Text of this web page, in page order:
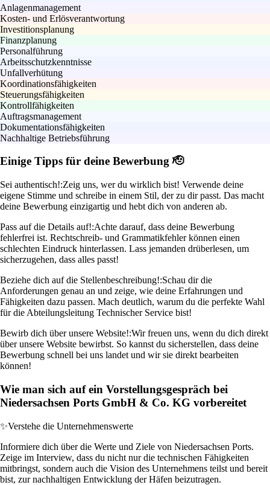
Anlagenmanagement
Kosten- und Erlösverantwortung
Investitionsplanung
Finanzplanung
Personalführung
Arbeitsschutzkenntnisse
Unfallverhütung
Koordinationsfähigkeiten
Steuerungsfähigkeiten
Kontrollfähigkeiten
Auftragsmanagement
Dokumentationsfähigkeiten
Nachhaltige Betriebsführung
Einige Tipps für deine Bewerbung 🫡
Sei authentisch!:Zeig uns, wer du wirklich bist! Verwende deine
eigene Stimme und schreibe in einem Stil, der zu dir passt. Das macht
deine Bewerbung einzigartig und hebt dich von anderen ab.
Pass auf die Details auf!:Achte darauf, dass deine Bewerbung
fehlerfrei ist. Rechtschreib- und Grammatikfehler können einen
schlechten Eindruck hinterlassen. Lass jemanden drüberlesen, um
sicherzugehen, dass alles passt!
Beziehe dich auf die Stellenbeschreibung!:Schau dir die
Anforderungen genau an und zeige, wie deine Erfahrungen und
Fähigkeiten dazu passen. Mach deutlich, warum du die perfekte Wahl
für die Abteilungsleitung Technischer Service bist!
Bewirb dich über unsere Website!:Wir freuen uns, wenn du dich direkt
über unsere Website bewirbst. So kannst du sicherstellen, dass deine
Bewerbung schnell bei uns landet und wir sie direkt bearbeiten
können!
Wie man sich auf ein Vorstellungsgespräch bei
Niedersachsen Ports GmbH & Co. KG vorbereitet
✨Verstehe die Unternehmenswerte
Informiere dich über die Werte und Ziele von Niedersachsen Ports.
Zeige im Interview, dass du nicht nur die technischen Fähigkeiten
mitbringst, sondern auch die Vision des Unternehmens teilst und bereit
bist, zur nachhaltigen Entwicklung der Häfen beizutragen.